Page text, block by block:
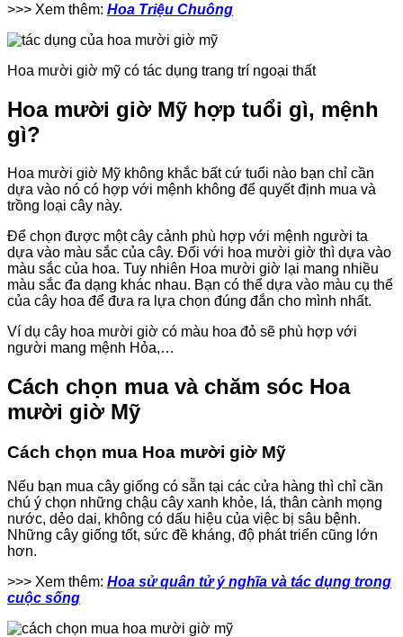
>>> Xem thêm: Hoa Triệu Chuông
Hoa mười giờ mỹ có tác dụng trang trí ngoại thất
Hoa mười giờ Mỹ hợp tuổi gì, mệnh
gì?
Hoa mười giờ Mỹ không khắc bất cứ tuổi nào bạn chỉ cần
dựa vào nó có hợp với mệnh không để quyết định mua và
trồng loại cây này.
Để chọn được một cây cảnh phù hợp với mệnh người ta
dựa vào màu sắc của cây. Đối với hoa mười giờ thì dựa vào
màu sắc của hoa. Tuy nhiên Hoa mười giờ lại mang nhiều
màu sắc đa dạng khác nhau. Bạn có thể dựa vào màu cụ thể
của cây hoa để đưa ra lựa chọn đúng đắn cho mình nhất.
Ví dụ cây hoa mười giờ có màu hoa đỏ sẽ phù hợp với
người mang mệnh Hỏa,…
Cách chọn mua và chăm sóc Hoa
mười giờ Mỹ
Cách chọn mua Hoa mười giờ Mỹ
Nếu bạn mua cây giống có sẵn tại các cửa hàng thì chỉ cần
chú ý chọn những chậu cây xanh khỏe, lá, thân cành mọng
nước, dẻo dai, không có dấu hiệu của việc bị sâu bệnh.
Những cây giống tốt, sức đề kháng, độ phát triển cũng lớn
hơn.
>>> Xem thêm: Hoa sử quân tử ý nghĩa và tác dụng trong
cuộc sống